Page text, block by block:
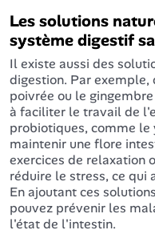
Les solutions
système digestif
Il existe aussi des
digestion. Par
poivrée ou le
à faciliter le travail de
probiotiques, comme le
maintenir une flore
exercices de relaxation
réduire le stress, ce qui
En ajoutant ces
pouvez prévenir les
l'état de l'intestin.